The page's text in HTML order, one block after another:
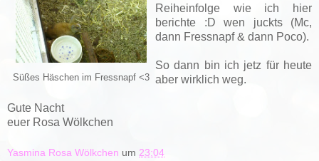
Süßes Häschen im Fressnapf <3
Reiheinfolge wie ich hier
berichte :D wen juckts (Mc,
dann Fressnapf & dann Poco).
So dann bin ich jetz für heute
aber wirklich weg.
Gute Nacht
euer Rosa Wölkchen
Yasmina Rosa Wölkchen um 23:04